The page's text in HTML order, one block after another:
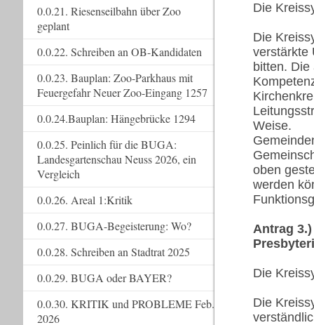
Die
Die
verstärkte
bitten.
Weise.
oben
werden
Antrag
Die
Die
0.0.21. Riesenseilbahn über Zoo
geplant
0.0.22. Schreiben an OB-Kandidaten
0.0.23. Bauplan: Zoo-Parkhaus mit
Feuergefahr Neuer Zoo-Eingang 1257
0.0.24.Bauplan: Hängebrücke 1294
0.0.25. Peinlich für die BUGA:
Landesgartenschau Neuss 2026, ein
Vergleich
0.0.26. Areal 1:Kritik
0.0.27. BUGA-Begeisterung: Wo?
0.0.28. Schreiben an Stadtrat 2025
0.0.29. BUGA oder BAYER?
0.0.30. KRITIK und PROBLEME Feb.
2026